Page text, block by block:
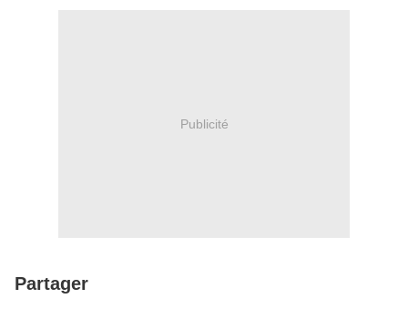
Publicité
Partager